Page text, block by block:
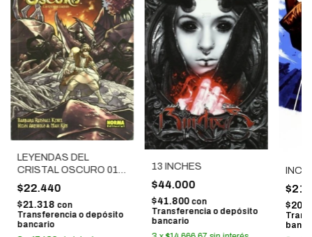
LEYENDAS DEL
CRISTAL OSCURO 01
LAS GUERRAS
GARTHIM
$22.440
$21.318 con
Transferencia o depósito
bancario
13 INCHES
$44.000
$41.800 con
Transferencia o depósito
bancario